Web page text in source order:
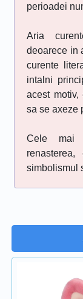
perioadei
Aria
deoarece in
curente
intalni
acest
sa se axeze
Cele mai
renasterea,
simbolismul